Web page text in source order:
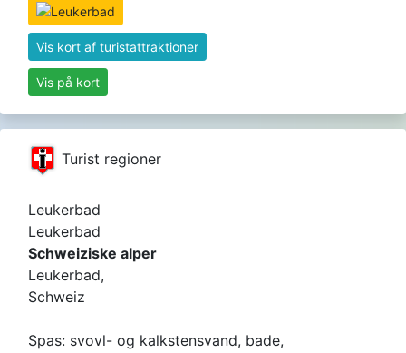
Vis kort af turistattraktioner
Vis på kort
Turist regioner
Leukerbad
Leukerbad
Schweiziske alper
Leukerbad,
Schweiz
Spas: svovl- og kalkstensvand, bade,